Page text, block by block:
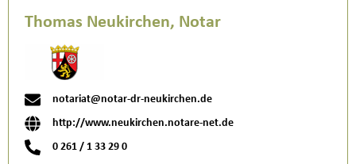
Thomas Neukirchen, Notar
notariat@notar-dr-neukirchen.de
http://www.neukirchen.notare-net.de
0 261 / 1 33 29 0